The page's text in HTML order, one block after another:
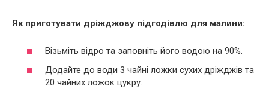
Як приготувати дріжджову підгодівлю для малини:
Візьміть відро та заповніть його водою на 90%.
Додайте до води 3 чайні ложки сухих дріжджів та
20 чайних ложок цукру.